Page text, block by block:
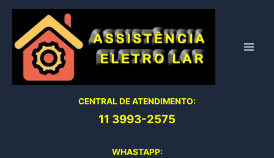
conteúdo
CENTRAL DE ATENDIMENTO:
11 3993-2575
WHASTAPP: